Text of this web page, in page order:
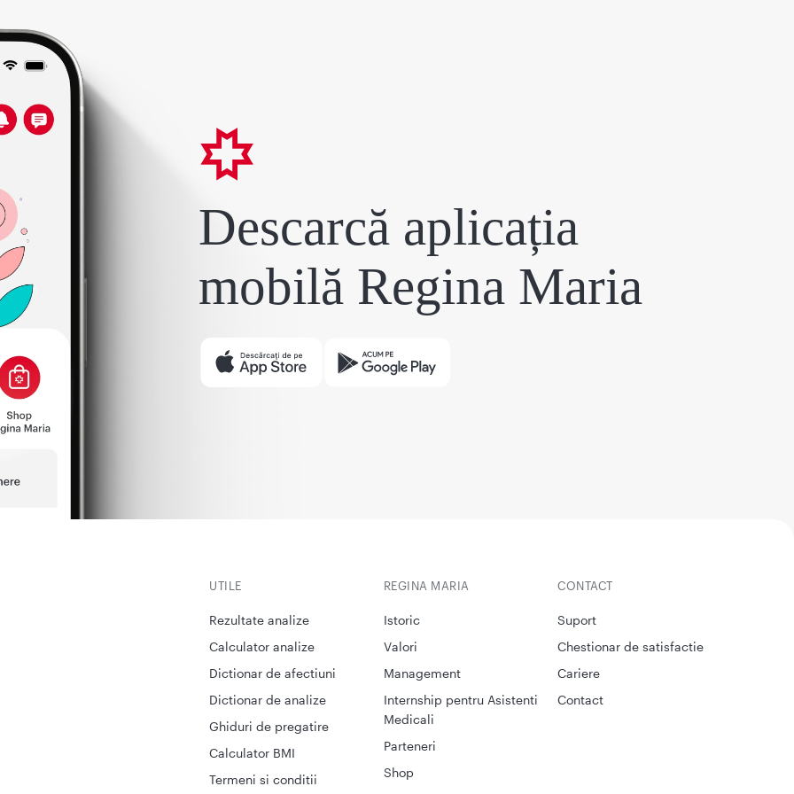
Descarcă aplicația
mobilă Regina Maria
UTILE
Rezultate analize
Calculator analize
Dictionar de afectiuni
Dictionar de analize
Ghiduri de pregatire
Calculator BMI
Termeni si conditii
CONTACT
Suport
Chestionar de satisfactie
Cariere
Contact
REGINA MARIA
Istoric
Valori
Management
Internship pentru Asistenti
Medicali
Parteneri
Shop